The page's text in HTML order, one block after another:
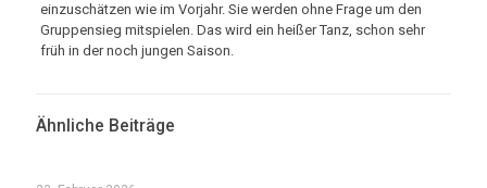
einzuschätzen wie im Vorjahr. Sie werden ohne Frage um den
Gruppensieg mitspielen. Das wird ein heißer Tanz, schon sehr
früh in der noch jungen Saison.
Ähnliche Beiträge